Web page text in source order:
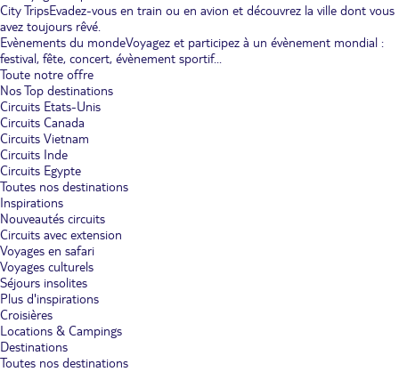
City TripsEvadez-vous en train ou en avion et découvrez la ville dont vous
avez toujours rêvé.
Evènements du mondeVoyagez et participez à un évènement mondial :
festival, fête, concert, évènement sportif...
Toute notre offre
Nos Top destinations
Circuits Etats-Unis
Circuits Canada
Circuits Vietnam
Circuits Inde
Circuits Egypte
Toutes nos destinations
Inspirations
Nouveautés circuits
Circuits avec extension
Voyages en safari
Voyages culturels
Séjours insolites
Plus d'inspirations
Croisières
Locations & Campings
Destinations
Toutes nos destinations